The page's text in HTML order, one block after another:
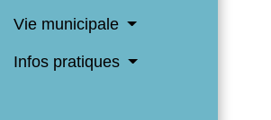
Vie municipale
Infos pratiques